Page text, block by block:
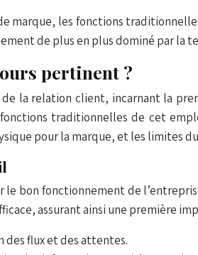
les fonctions
de plus en plus dominé par la
pertinent ?
la relation client, incarnant la
traditionnelles de cet
pour la marque, et les limites
le bon fonctionnement de
assurant ainsi une première
flux et des attentes.